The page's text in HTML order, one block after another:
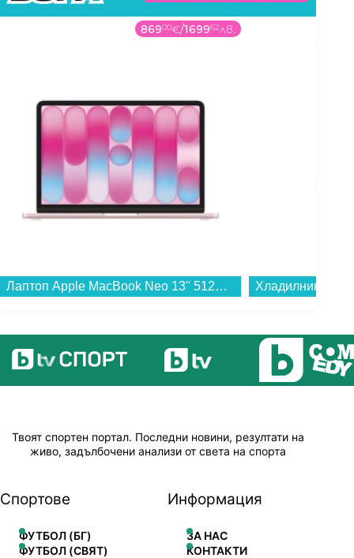
86900€/169962лв.
Лаптоп Apple MacBook Neo 13" 512GB Blush mhfj4 , 13.00 , 512 , 8 , Apple A18 Pro 5 Core GPU , Apple A18 Pro 6 Core , Mac OS...
Твоят спортен портал. Последни новини, резултати на
живо, задълбочени анализи от света на спорта
Спортове
ФУТБОЛ (БГ)
ФУТБОЛ (СВЯТ)
Информация
ЗА НАС
КОНТАКТИ